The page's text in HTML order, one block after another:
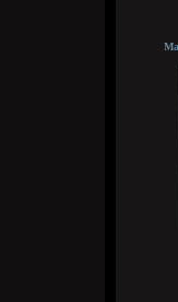
Сука,
Анус,